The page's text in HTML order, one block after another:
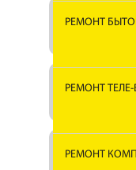
РЕМОНТ
РЕМОНТ
РЕМОНТ
РЕМОНТ
РЕМОНТ
РЕМОНТ
РЕМОНТ
РЕМОНТ
РЕМОНТ